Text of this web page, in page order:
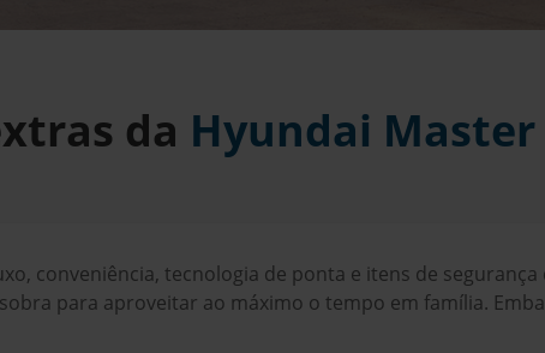
da Hyundai Master
conveniência, tecnologia de ponta e itens de
para aproveitar ao máximo o tempo em família.